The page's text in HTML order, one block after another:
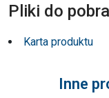
Pliki do
Karta produktu
Inne